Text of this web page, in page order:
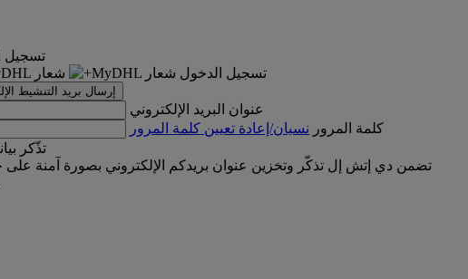
تسجيل
تسجيل الدخول
إرسال بريد التنشيط
عنوان البريد الإلكتروني
كلمة المرور نسيان/إعادة تعيين كلمة المرور
تذّكر
تضمن دي إتش إل تذكّر وتخزين عنوان بريدكم الإلكتروني بصورة آمنة على